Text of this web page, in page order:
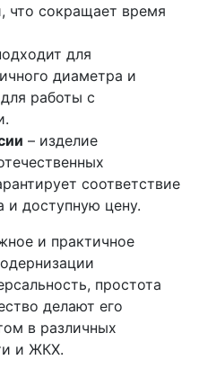
что сокращает время
для
диаметра и
работы с
– изделие
соответствие
и доступную цену.
простота
делают его
в различных
и ЖКХ.